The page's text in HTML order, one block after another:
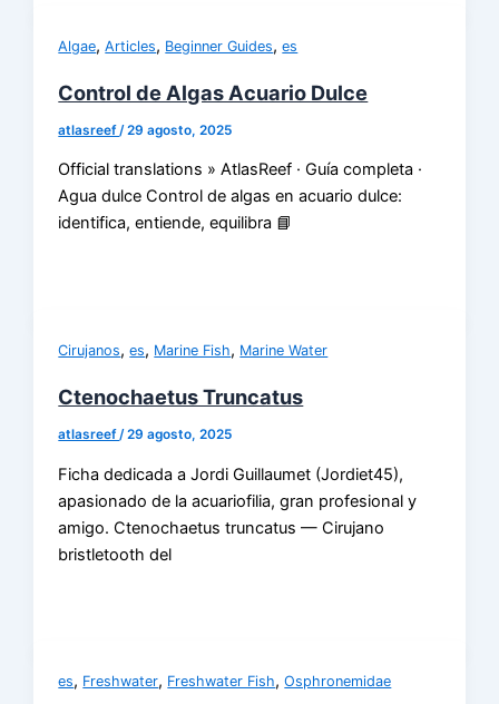
Algae,Articles, Beginner Guides,es
Control de Algas Acuario Dulce
atlasreef /29 agosto, 2025
Official translations » AtlasReef · Guía completa ·
Agua dulce Control de algas en acuario dulce:
identifica, entiende, equilibra 📘
Cirujanos,es, Marine Fish, Marine Water
Ctenochaetus Truncatus
atlasreef/29 agosto, 2025
Ficha dedicada a Jordi Guillaumet (Jordiet45),
apasionado de la acuariofilia, gran profesional y
amigo. Ctenochaetus truncatus — Cirujano
bristletooth del
es, Freshwater, Freshwater Fish,Osphronemidae